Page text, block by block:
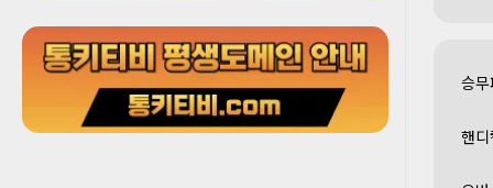
승무
핸디